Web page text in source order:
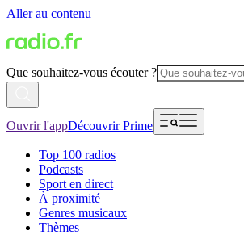
Aller au contenu
Que souhaitez-vous écouter ?
Ouvrir l'appDécouvrir Prime
Top 100 radios
Podcasts
Sport en direct
À proximité
Genres musicaux
Thèmes